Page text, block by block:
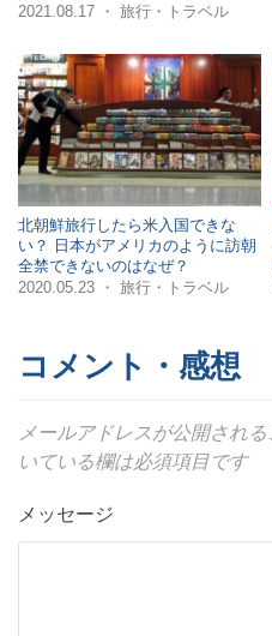
2021.08.17 ・ 旅行・トラベル
北朝鮮旅行したら米入国できな
い？ 日本がアメリカのように訪朝
全禁できないのはなぜ？
2020.05.23 ・ 旅行・トラベル
コメント・感想
メールアドレスが公開される
いている欄は必須項目です
メッセージ